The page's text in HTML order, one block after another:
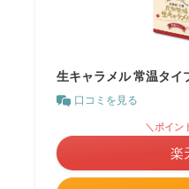
生キャラメル 常温タ
口コミを見る
＼ポイン
楽